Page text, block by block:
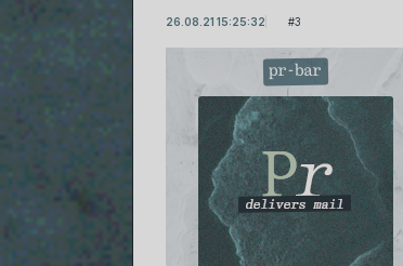
3
26.08.21 15:25:32
pr-bar